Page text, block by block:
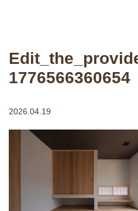
1776566360654
2026.04.19